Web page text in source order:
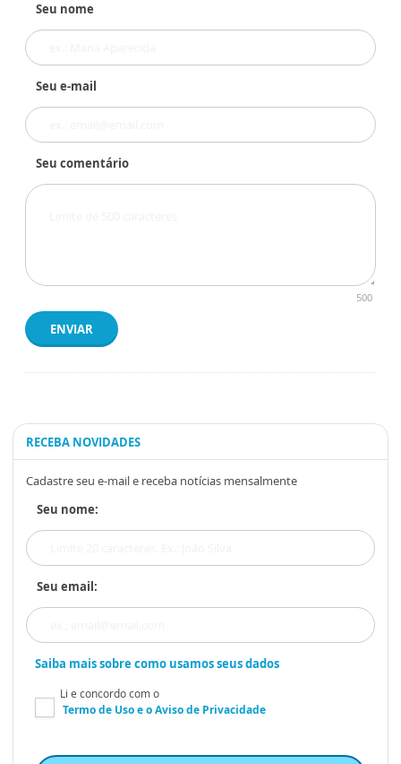
Seu nome
Seu e-mail
Seu comentário
500
ENVIAR
RECEBA NOVIDADES
Cadastre seu e-mail e receba notícias mensalmente
Seu nome:
Seu email:
Saiba mais sobre como usamos seus dados
Li e concordo com o
Termo de Usoe oAviso de Privacidade